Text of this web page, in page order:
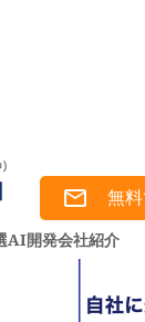
無
AI開発会社紹介
での実際の相談